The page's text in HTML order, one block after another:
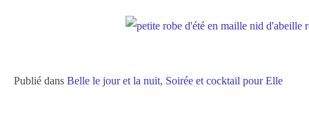
Publié dans Belle le jour et la nuit, Soirée et cocktail pour Elle